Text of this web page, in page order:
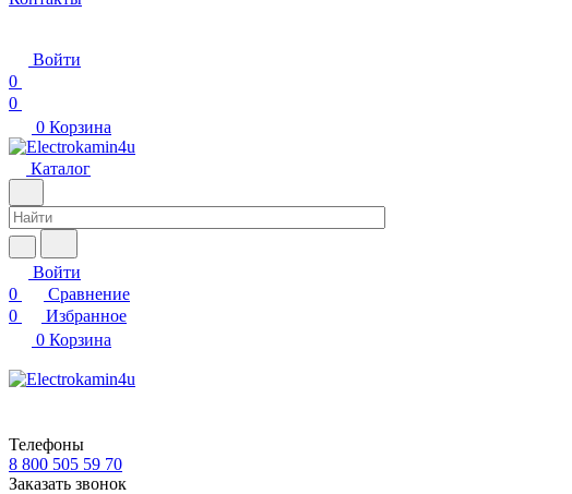
Войти
0
0
0 Корзина
Каталог
Войти
0
Сравнение
0
Избранное
0 Корзина
Телефоны
8 800 505 59 70
Заказать звонок